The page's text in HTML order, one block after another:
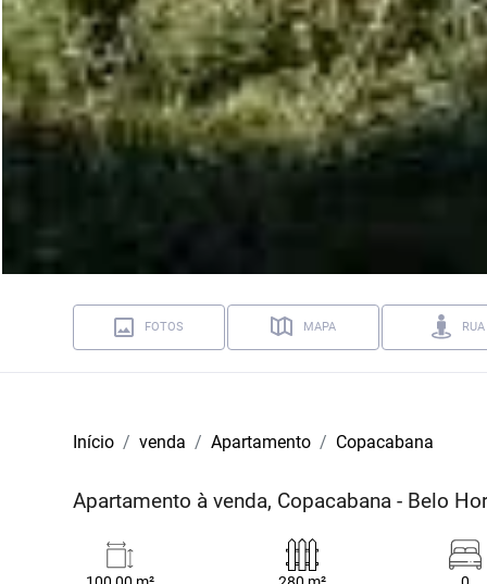
FOTOS MAPA RUA
Início venda Apartamento Copacabana
Apartamento à venda, Copacabana - Belo